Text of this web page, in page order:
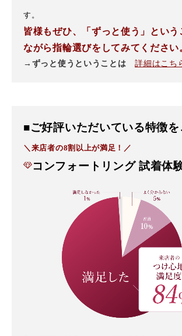
す。
皆様もぜひ、「ずっと使う」という
ながら指輪選びをしてみてください
→ずっと使うということは 詳細はこち
■ご好評いただいている特徴
＼来店者の8割以上が満足！／
コンフォートリング 試着体